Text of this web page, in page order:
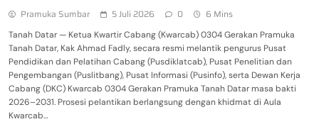
Pramuka Sumbar 5 Juli 2026 0 6 Mins
Tanah Datar — Ketua Kwartir Cabang (Kwarcab) 0304 Gerakan Pramuka
Tanah Datar, Kak Ahmad Fadly, secara resmi melantik pengurus Pusat
Pendidikan dan Pelatihan Cabang (Pusdiklatcab), Pusat Penelitian dan
Pengembangan (Puslitbang), Pusat Informasi (Pusinfo), serta Dewan Kerja
Cabang (DKC) Kwarcab 0304 Gerakan Pramuka Tanah Datar masa bakti
2026–2031. Prosesi pelantikan berlangsung dengan khidmat di Aula
Kwarcab…